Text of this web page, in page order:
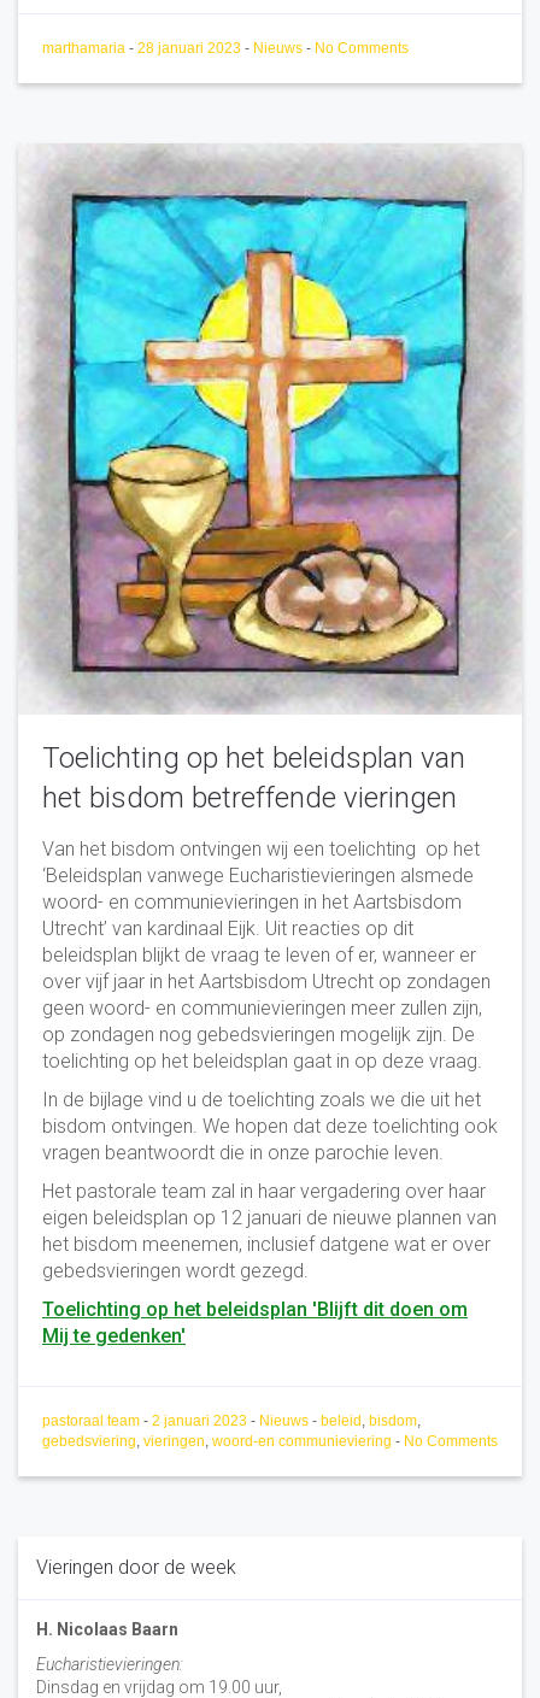
marthamaria - 28 januari 2023 - Nieuws - No Comments
Toelichting op het beleidsplan van
het bisdom betreffende vieringen
Van het bisdom ontvingen wij een toelichting op het
‘Beleidsplan vanwege Eucharistievieringen alsmede
woord- en communievieringen in het Aartsbisdom
Utrecht’ van kardinaal Eijk. Uit reacties op dit
beleidsplan blijkt de vraag te leven of er, wanneer er
over vijf jaar in het Aartsbisdom Utrecht op zondagen
geen woord- en communievieringen meer zullen zijn,
op zondagen nog gebedsvieringen mogelijk zijn. De
toelichting op het beleidsplan gaat in op deze vraag.
In de bijlage vind u de toelichting zoals we die uit het
bisdom ontvingen. We hopen dat deze toelichting ook
vragen beantwoordt die in onze parochie leven.
Het pastorale team zal in haar vergadering over haar
eigen beleidsplan op 12 januari de nieuwe plannen van
het bisdom meenemen, inclusief datgene wat er over
gebedsvieringen wordt gezegd.
Toelichting op het beleidsplan 'Blijft dit doen om
Mij te gedenken'
pastoraal team - 2 januari 2023 - Nieuws - beleid , bisdom,
gebedsviering, vieringen, woord-en communieviering - No Comments
Vieringen door de week
H. Nicolaas Baarn
Eucharistievieringen:
Dinsdag en vrijdag om 19.00 uur,